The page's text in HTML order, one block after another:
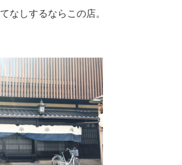
なしするならこの店。